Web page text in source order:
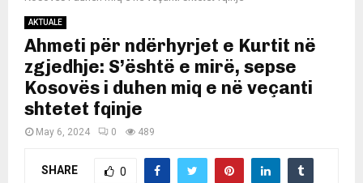
AKTUALE
Ahmeti për ndërhyrjet e Kurtit në
zgjedhje: S’është e mirë, sepse
Kosovës i duhen miq e në veçanti
shtetet fqinje
May 6, 2024 0 489
SHARE 0